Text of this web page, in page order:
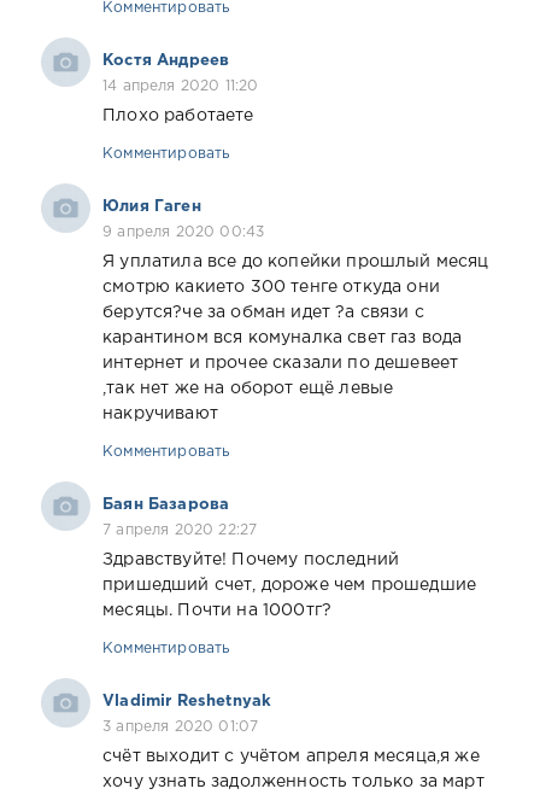
Комментировать
Костя Андреев
14 апреля 2020 11:20
Плохо работаете
Комментировать
Юлия Гаген
9 апреля 2020 00:43
Я уплатила все до копейки прошлый месяц
смотрю какието 300 тенге откуда они
берутся?че за обман идет ?а связи с
карантином вся комуналка свет газ вода
интернет и прочее сказали по дешевеет
,так нет же на оборот ещё левые
накручивают
Комментировать
Баян Базарова
7 апреля 2020 22:27
Здравствуйте! Почему последний
пришедший счет, дороже чем прошедшие
месяцы. Почти на 1000тг?
Комментировать
Vladimir Reshetnyak
3 апреля 2020 01:07
счёт выходит с учётом апреля месяца,я же
хочу узнать задолженность только за март